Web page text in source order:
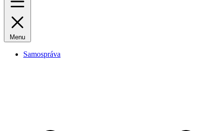
Menu
Samospráva